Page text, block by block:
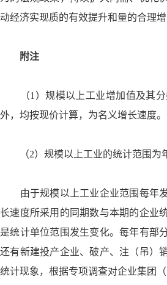
动经济实现质的有效提升和量的合理增
附注
（1）规模以上工业增加值及其分
外，均按现价计算，为名义增长速度。
（2）规模以上工业的统计范围为
由于规模以上工业企业范围每年发
长速度所采用的同期数与本期的企业
是统计单位范围发生变化。每年有部
还有新建投产企业、破产、注（吊）
统计现象，根据专项调查对企业集团